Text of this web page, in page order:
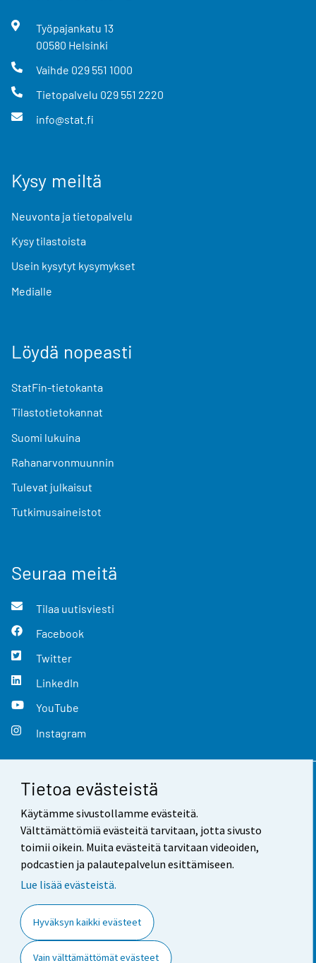
Tietoa evästeistä
Käytämme sivustollamme evästeitä.
Välttämättömiä evästeitä tarvitaan, jotta sivusto
toimii oikein. Muita evästeitä tarvitaan videoiden,
podcastien ja palautepalvelun esittämiseen.
Lue lisää evästeistä.
Hyväksyn kaikki evästeet
Vain välttämättömät evästeet
Työpajankatu 13
00580 Helsinki
Vaihde 029 551 1000
Tietopalvelu 029 551 2220
info@stat.fi
Kysy meiltä
Neuvonta ja tietopalvelu
Kysy tilastoista
Usein kysytyt kysymykset
Medialle
Löydä nopeasti
StatFin-tietokanta
Tilastotietokannat
Suomi lukuina
Rahanarvonmuunnin
Tulevat julkaisut
Tutkimusaineistot
Seuraa meitä
Tilaa uutisviesti
Facebook
Twitter
LinkedIn
YouTube
Instagram
Yhteystiedot
Palaute
Käyttöehdot
Saavutettavuus
Tietoa sivustosta